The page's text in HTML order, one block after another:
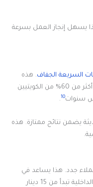
يسهل إنجاز العمل بسرعة
السريعة الجفاف. هذه
الدهانات تتيح تغيير ألوان الجدران بسهولة. أكثر من 60% من الكويتيين
سنوات10
.
يضمن نتائج ممتازة. هذه
جدد. هذا يساعد في
استمرارية الأعمال. أسعار خدمات الصباغة الداخلية تبدأ من 15 دينار